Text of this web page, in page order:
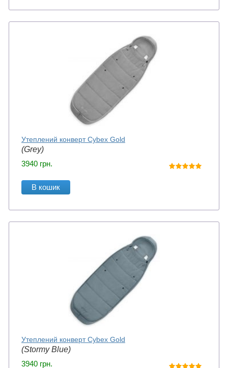
Утеплений конверт Cybex Gold
(Grey)
3940 грн.
В кошик
Утеплений конверт Cybex Gold
(Stormy Blue)
3940 грн.